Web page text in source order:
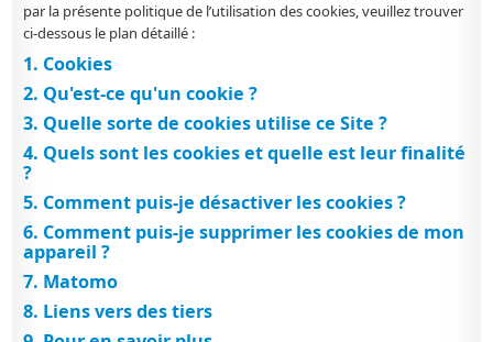
par la présente politique de l’utilisation des cookies,veuillez trouver
ci-dessous le plan détaillé :
1. Cookies
2. Qu'est-ce qu'un cookie ?
3. Quelle sorte de cookies utilise ce Site ?
4. Quels sont les cookies et quelle est leur finalité
?
5. Comment puis-je désactiver les cookies ?
6. Comment puis-je supprimer les cookies de mon
appareil ?
7. Matomo
8. Liens vers des tiers